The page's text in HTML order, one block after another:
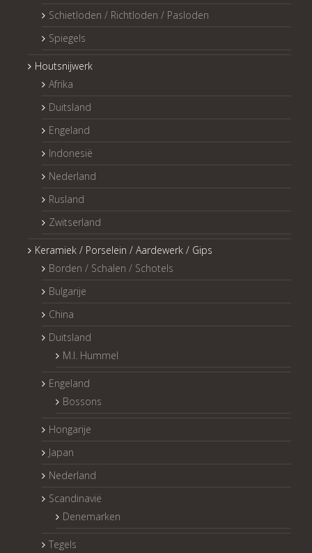
Schietloden / Richtloden / Pasloden
Spiegels
Houtsnijwerk
Afrika
Duitsland
Engeland
Indonesië
Nederland
Rusland
Zwitserland
Keramiek / Porselein / Aardewerk / Gips
Borden / Schalen / Schotels
Bulgarije
China
Duitsland
M.I. Hummel
Engeland
Bossons
Hongarije
Japan
Nederland
Scandinavië
Denemarken
Tegels